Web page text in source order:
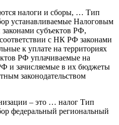
налоги и сборы, … Тип
устанавливаемые Налоговым
субъектов РФ,
с НК РФ законами
к уплате на территориях
РФ уплачиваемые на
и зачисляемые в их бюджеты
законодательством
– это … налог Тип
федеральный региональный